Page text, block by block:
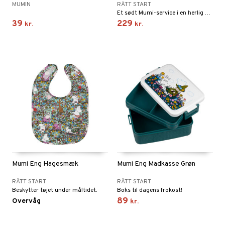
MUMIN
39 kr.
RÄTT START
Et sødt Mumi-service i en herlig grøn nuance.
229 kr.
Mumi Eng Hagesmæk
RÄTT START
Beskytter tøjet under måltidet.
Overvåg
Mumi Eng Madkasse Grøn
RÄTT START
Boks til dagens frokost!
89 kr.